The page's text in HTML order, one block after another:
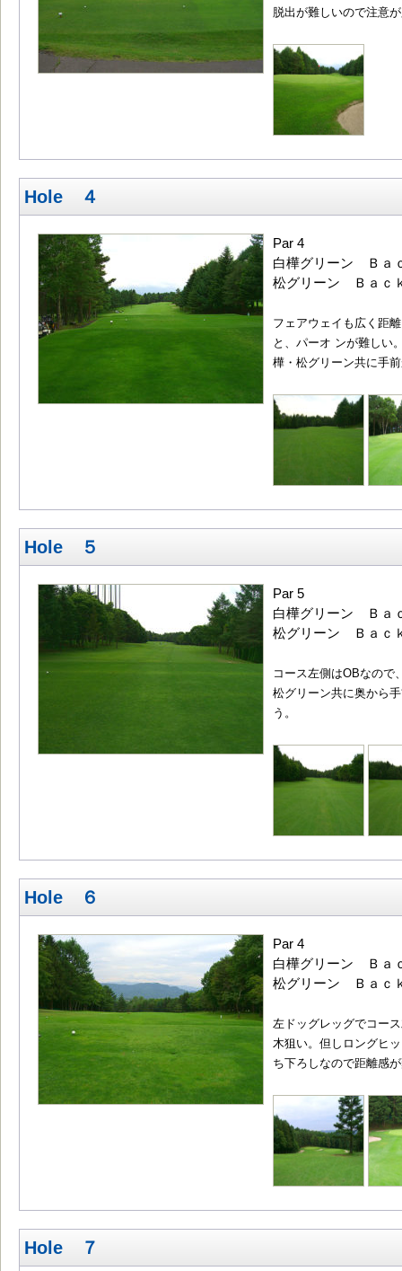
脱出が難しいので注意
Hole ４
Par 4
白樺グリーン Ｂａ
松グリーン Ｂａｃ
フェアウェイも広く距
と、パーオ ンが難しい
樺・松グリーン共に手
Hole ５
Par 5
白樺グリーン Ｂａ
松グリーン Ｂａｃ
コース左側はOBなので
松グリーン共に奥から
う。
Hole ６
Par 4
白樺グリーン Ｂａ
松グリーン Ｂａｃ
左ドッグレッグでコー
木狙い。但しロングヒ
ち下ろしなので距離感
Hole ７